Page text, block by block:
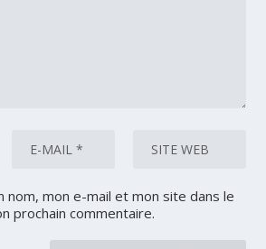
nom, mon e-mail et mon site dans le
prochain commentaire.